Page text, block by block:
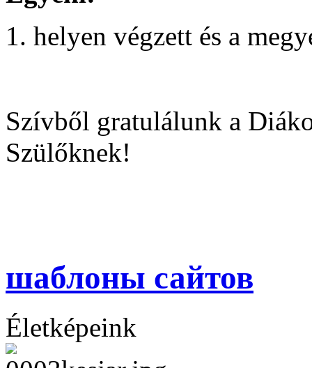
helyen végzett és a
Szívből gratulálunk a
Szülőknek!
шаблоны сайтов
Életképeink